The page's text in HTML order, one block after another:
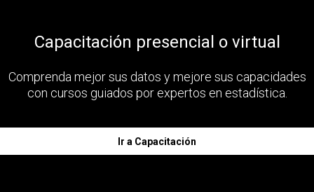
Capacitación presencial o virtual
Comprenda mejor sus datos y mejore sus capacidades
con cursos guiados por expertos en estadística.
Ir a Capacitación